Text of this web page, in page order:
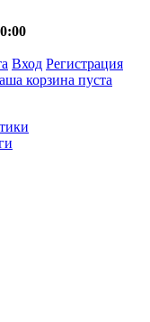
Вход Регистрация
корзина пуста